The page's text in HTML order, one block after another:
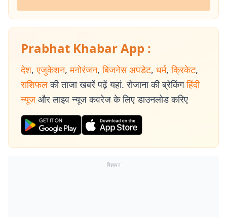
Prabhat Khabar App :
देश, एजुकेशन, मनोरंजन, बिजनेस अपडेट, धर्म, क्रिकेट,
राशिफल की ताजा खबरें पढ़ें यहां. रोजाना की ब्रेकिंग हिंदी
न्यूज और लाइव न्यूज कवरेज के लिए डाउनलोड करिए
विज्ञापन